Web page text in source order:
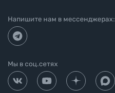
Напишите нам в мессенджерах:
Мы в соц.сетях